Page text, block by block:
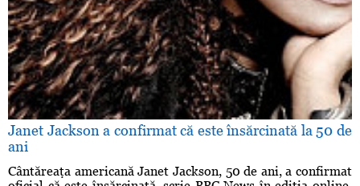
Janet Jackson a confirmat că este însărcinată la 50 de
ani
Cântăreaţa americană Janet Jackson, 50 de ani, a confirmat